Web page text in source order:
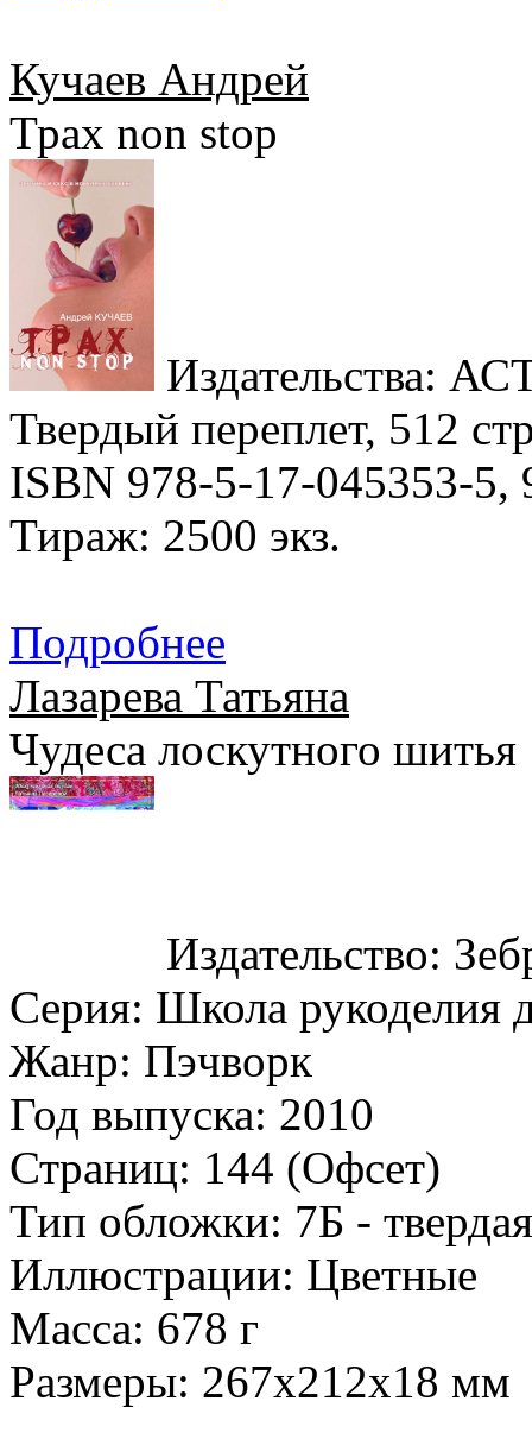
Кучаев Андрей
Трах non stop
Издательства:
Твердый переплет, 512
ISBN 978-5-17-045353-5,
Тираж: 2500 экз.
Подробнее
Лазарева Татьяна
Чудеса лоскутного шитья
Издательство:
Серия: Школа рукоделия
Жанр: Пэчворк
Год выпуска: 2010
Страниц: 144 (Офсет)
Тип обложки: 7Б -
Иллюстрации: Цветные
Масса: 678 г
Размеры: 267x212x18 мм